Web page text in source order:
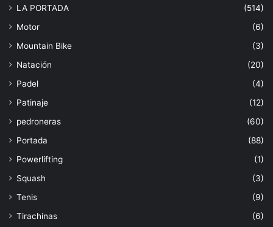
LA PORTADA
(514)
Motor
(6)
Mountain Bike
(3)
Natación
(20)
Padel
(4)
Patinaje
(12)
pedroneras
(60)
Portada
(88)
Powerlifting
(1)
Squash
(3)
Tenis
(9)
Tirachinas
(6)